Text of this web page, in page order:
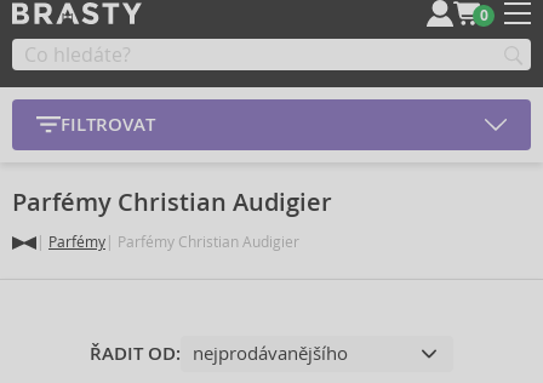
0
FILTROVAT
Parfémy Christian Audigier
Parfémy Parfémy Christian Audigier
ŘADIT OD: